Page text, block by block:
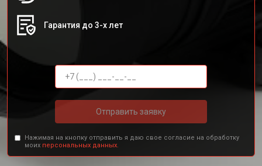
Гарантия до 3-х лет
Отправить заявку
Нажимая на кнопку отправить я даю свое согласие на обработку
моих персональных данных.